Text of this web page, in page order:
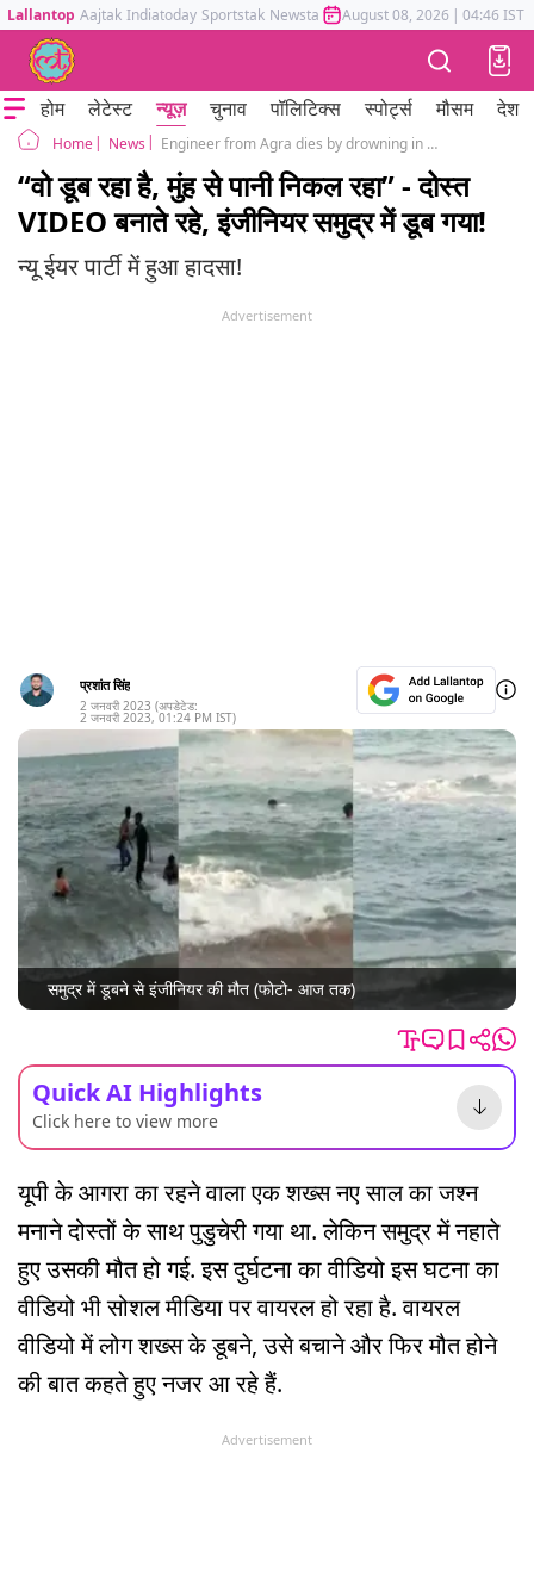
Lallantop Aajtak Indiatoday Sportstak Newstak Mumbai Tak Astrotak
August 08, 2026 | 04:46 IST
होम लेटेस्ट न्यूज़ चुनाव पॉलिटिक्स स्पोर्ट्स मौसम देश
Home News Engineer from Agra dies by drowning in Puducherry sea, video surfaces on social media
“वो डूब रहा है, मुंह से पानी निकल रहा” - दोस्त
VIDEO बनाते रहे, इंजीनियर समुद्र में डूब गया!
न्यू ईयर पार्टी में हुआ हादसा!
Advertisement
प्रशांत सिंह
2 जनवरी 2023 (अपडेटेड:
2 जनवरी 2023, 01:24 PM IST)
समुद्र में डूबने से इंजीनियर की मौत (फोटो- आज तक)
Quick AI Highlights
Click here to view more
यूपी के आगरा का रहने वाला एक शख्स नए साल का जश्न
मनाने दोस्तों के साथ पुडुचेरी गया था. लेकिन समुद्र में नहाते
हुए उसकी मौत हो गई. इस दुर्घटना का वीडियो इस घटना का
वीडियो भी सोशल मीडिया पर वायरल हो रहा है. वायरल
वीडियो में लोग शख्स के डूबने, उसे बचाने और फिर मौत होने
की बात कहते हुए नजर आ रहे हैं.
Advertisement